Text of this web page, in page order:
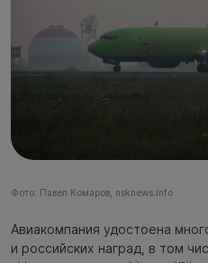
Фото: Павел Комаров, nsknews.info
Авиакомпания удостоена
и российских наград, в том